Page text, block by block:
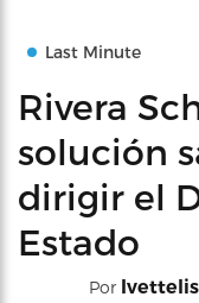
Last Minute
Rivera
solución
dirigir el
Estado
Por